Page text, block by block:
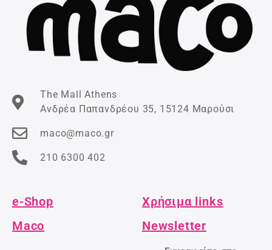
The Mall Athens
Ανδρέα Παπανδρέου 35, 15124 Μαρούσι
maco@maco.gr
210 6300 402
e-Shop
Χρήσιμα links
Maco
Newsletter